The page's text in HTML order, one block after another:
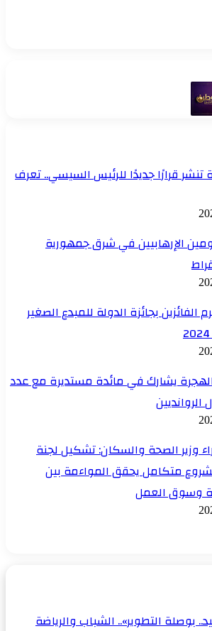
تنشر قرارًا جديدًا للرئيس السيسي.. تعرف
الإرهابيين في شرق جمهورية
الفائزين بجائزة الدولة للمبدع الصغير
يشارك في مائدة مستديرة مع عدد
وزير الصحة والسكان: تشكيل لجنة
متكامل يحقق المواءمة بين
وسوق العمل
بوصلة التطوير».. الشباب والرياضة